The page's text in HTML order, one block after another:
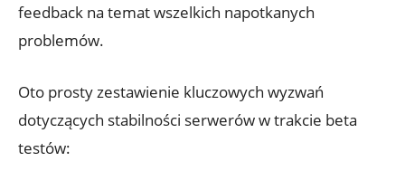
feedback na temat wszelkich ‌napotkanych
⁤problemów.
Oto ⁢prosty zestawienie kluczowych ⁤wyzwań
dotyczących​ stabilności serwerów w trakcie beta
testów: